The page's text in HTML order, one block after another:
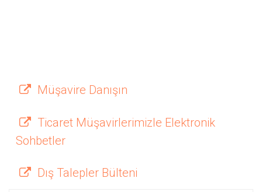
Müşavire Danışın
Ticaret Müşavirlerimizle Elektronik
Sohbetler
Dış Talepler Bülteni